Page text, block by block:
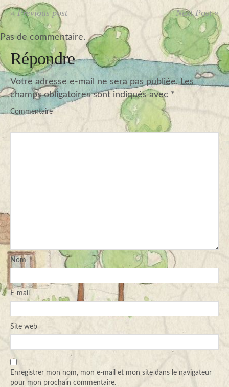
« Previous post Next Post »
Pas de commentaire.
Répondre
Votre adresse e-mail ne sera pas publiée. Les
champs obligatoires sont indiqués avec *
Commentaire
Nom
E-mail
Site web
Enregistrer mon nom, mon e-mail et mon site dans le navigateur
pour mon prochain commentaire.